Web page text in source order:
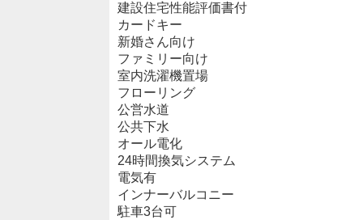
建設住宅性能評価書付
カードキー
新婚さん向け
ファミリー向け
室内洗濯機置場
フローリング
公営水道
公共下水
オール電化
24時間換気システム
電気有
インナーバルコニー
駐車3台可